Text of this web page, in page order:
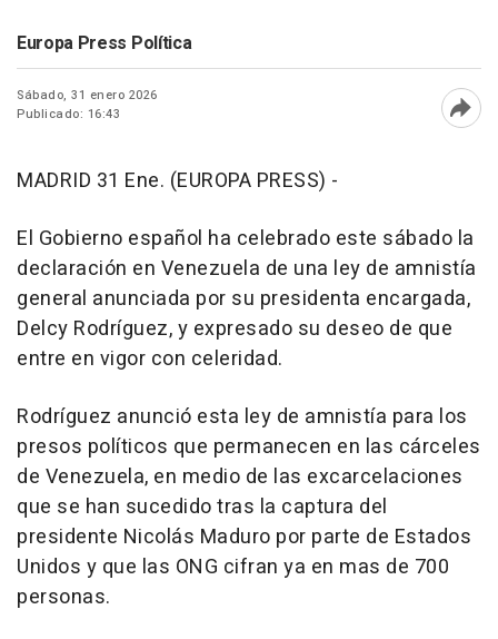
Europa Press Política
Sábado, 31 enero 2026
Publicado: 16:43
MADRID 31 Ene. (EUROPA PRESS) -
El Gobierno español ha celebrado este sábado la
declaración en Venezuela de una ley de amnistía
general anunciada por su presidenta encargada,
Delcy Rodríguez, y expresado su deseo de que
entre en vigor con celeridad.
Rodríguez anunció esta ley de amnistía para los
presos políticos que permanecen en las cárceles
de Venezuela, en medio de las excarcelaciones
que se han sucedido tras la captura del
presidente Nicolás Maduro por parte de Estados
Unidos y que las ONG cifran ya en mas de 700
personas.